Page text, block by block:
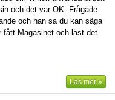
och det var OK. Frågade
och han sa du kan säga
fått Magasinet och läst det.
Läs mer »